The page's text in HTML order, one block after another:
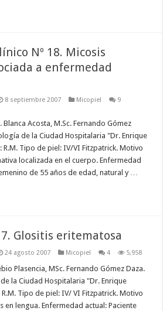
Nº 18. Micosis
a enfermedad
8 septiembre 2007 Micopiel
9
Blanca Acosta, M.Sc. Fernando Gómez
de la Ciudad Hospitalaria "Dr. Enrique
R.M. Tipo de piel: IV/VI Fitzpatrick. Motivo
localizada en el cuerpo. Enfermedad
de 55 años de edad, natural y …
Glositis eritematosa
24 agosto 2007 Micopiel 4 5,958
Plasencia, MSc. Fernando Gómez Daza.
la Ciudad Hospitalaria "Dr. Enrique
R.M. Tipo de piel: IV/ VI Fitzpatrick. Motivo
en lengua. Enfermedad actual: Paciente